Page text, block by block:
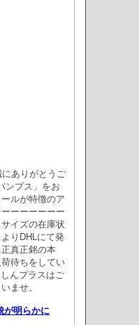
ありがとうご
ンプス」をお
ルが特徴のア
ーーーーーー
イズの在庫状
りDHLにて発
真正銘の本
待ちをしてい
んプラスはご
ませ。
が明らかに